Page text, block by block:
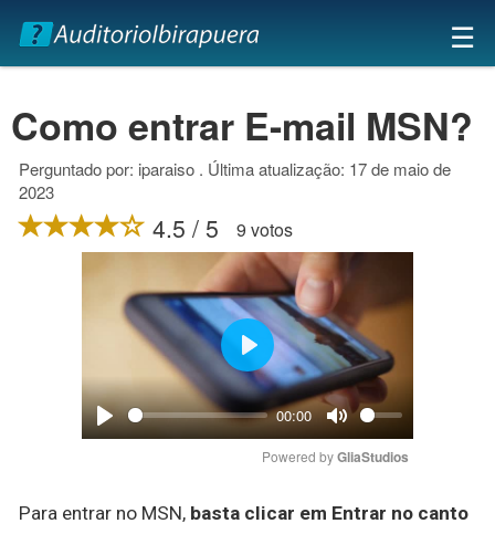
×
☰
Como entrar E-mail MSN?
Perguntado por: iparaiso . Última atualização: 17 de maio de
2023
4.5 / 5 9 votos
Play
00:00
Mute
Play
Powered by GliaStudios
Para entrar no MSN, basta clicar em Entrar no canto